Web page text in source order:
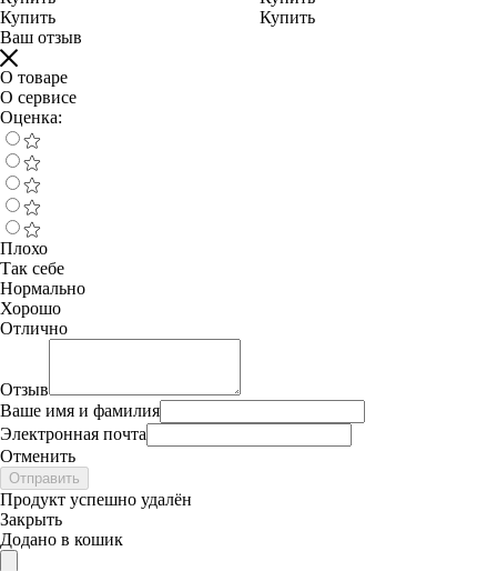
Купить
Купить
Ваш отзыв
О товаре
О сервисе
Оценка:
Плохо
Так себе
Нормально
Хорошо
Отлично
Отзыв
Ваше имя и фамилия
Электронная почта
Отменить
Отправить
Продукт успешно удалён
Закрыть
Додано в кошик